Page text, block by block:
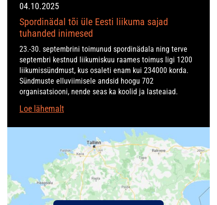
04.10.2025
Spordinädal tõi üle Eesti liikuma sajad
tuhanded inimesed
23.-30. septembrini toimunud spordinädala ning terve
septembri kestnud liikumiskuu raames toimus ligi 1200
liikumissündmust, kus osaleti enam kui 234000 korda.
Sündmuste elluviimisele andsid hoogu 702
organisatsiooni, nende seas ka koolid ja lasteaiad.
Loe lähemalt